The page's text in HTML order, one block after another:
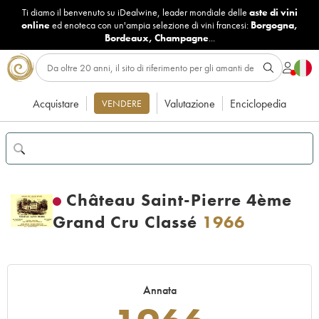
Ti diamo il benvenuto su iDealwine, leader mondiale delle aste di vini
onlineed enoteca con un'ampia selezione di vini francesi: Borgogna,
Bordeaux, Champagne...
Acquistare VENDERE Valutazione Enciclopedia
Château Saint-Pierre 4ème
Grand Cru Classé 1966
Annata